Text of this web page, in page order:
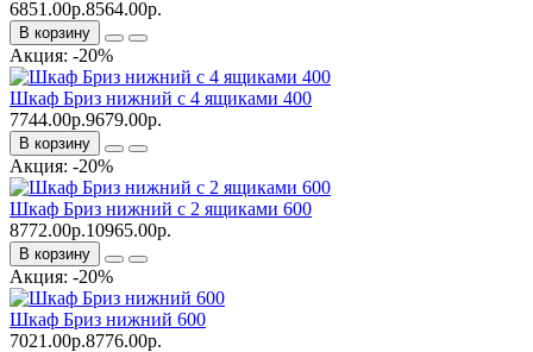
6851.00р.8564.00р.
В корзину
Акция: -20%
Шкаф Бриз нижний с 4 ящиками 400
7744.00р.9679.00р.
В корзину
Акция: -20%
Шкаф Бриз нижний с 2 ящиками 600
8772.00р.10965.00р.
В корзину
Акция: -20%
Шкаф Бриз нижний 600
7021.00р.8776.00р.